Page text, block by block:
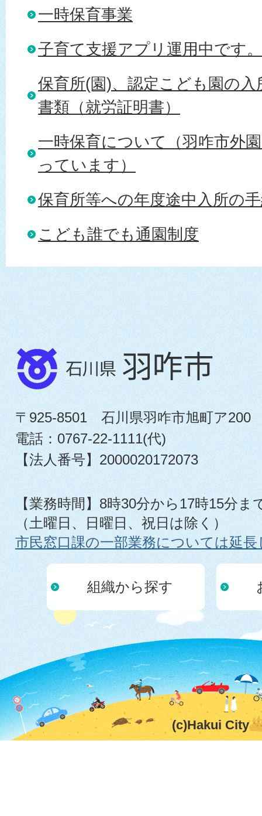
一時保育事業
子育て支援アプリ運用中です。
保育所(園)、認定こども園の
書類（就労証明書）
一時保育について（羽咋市外
っています）
保育所等への年度途中入所の
こども誰でも通園制度
〒925-8501 石川県羽咋市旭町ア200
電話：0767-22-1111(代)
【法人番号】2000020172073
【業務時間】8時30分から17時15分ま
（土曜日、日曜日、祝日は除く）
市民窓口課の一部業務については延
組織から探す
(c)Hakui City